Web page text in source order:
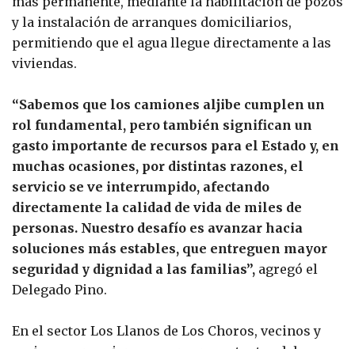
y la instalación de arranques domiciliarios,
permitiendo que el agua llegue directamente a las
viviendas.
“Sabemos que los camiones aljibe cumplen un
rol fundamental, pero también significan un
gasto importante de recursos para el Estado y, en
muchas ocasiones, por distintas razones, el
servicio se ve interrumpido, afectando
directamente la calidad de vida de miles de
personas. Nuestro desafío es avanzar hacia
soluciones más estables, que entreguen mayor
seguridad y dignidad a las familias”, agregó el
Delegado Pino.
En el sector Los Llanos de Los Choros, vecinos y